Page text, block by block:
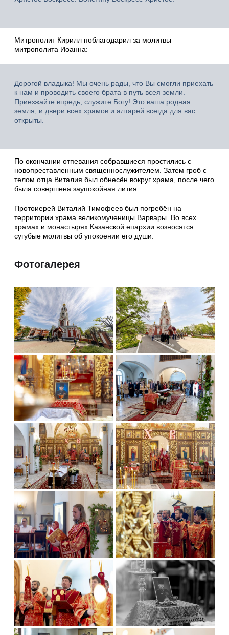
Митрополит Кирилл поблагодарил за молитвы
митрополита Иоанна:
Дорогой владыка! Мы очень рады, что Вы смогли приехать
к нам и проводить своего брата в путь всея земли.
Приезжайте впредь, служите Богу! Это ваша родная
земля, и двери всех храмов и алтарей всегда для вас
открыты.
По окончании отпевания собравшиеся простились с
новопреставленным священнослужителем. Затем гроб с
телом отца Виталия был обнесён вокруг храма, после чего
была совершена заупокойная лития.
Протоиерей Виталий Тимофеев был погребён на
территории храма великомученицы Варвары. Во всех
храмах и монастырях Казанской епархии возносятся
сугубые молитвы об упокоении его души.
Фотогалерея